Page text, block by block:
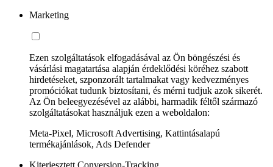
Marketing
Ezen szolgáltatások elfogadásával az Ön böngészési és
vásárlási magatartása alapján érdeklődési köréhez szabott
hirdetéseket, szponzorált tartalmakat vagy kedvezményes
promóciókat tudunk biztosítani, és mérni tudjuk azok sikerét.
Az Ön beleegyezésével az alábbi, harmadik féltől származó
szolgáltatásokat használjuk ezen a weboldalon:
Meta-Pixel, Microsoft Advertising, Kattintásalapú
termékajánlások, Ads Defender
Kiterjesztett Conversion-Tracking